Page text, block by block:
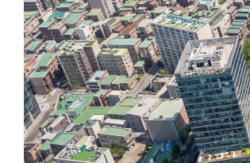
[ 출처 :